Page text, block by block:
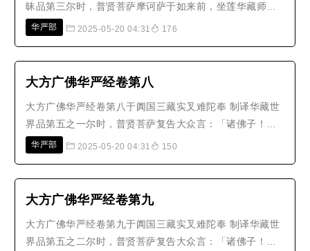
昧品第三尔时，普贤菩萨摩诃萨于如来前，坐莲华藏师子
之座，承佛神力，入于三昧。此三昧名：一切诸佛毗卢遮
昧法，普能包纳十方法界；三世..
华严部 2025-05-20 04:31 176
大方广佛华严经卷第八
大方广佛华严经卷第八于阗国三藏实叉难陀奉 制译华藏世
界品第五之一尔时，普贤菩萨复告大众言：「诸佛子！此
华藏庄严世界海，是毗卢遮那如来往昔于世界海微尘数劫
海，有须弥山微尘数风轮所持。..
华严部 2025-05-20 04:31 150
大方广佛华严经卷第九
大方广佛华严经卷第九于阗国三藏实叉难陀奉 制译华藏世
界品第五之二尔时，普贤菩萨复告大众言：「诸佛子！此